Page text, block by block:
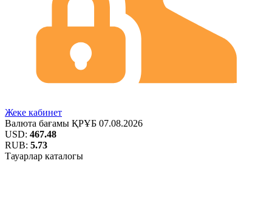
Жеке кабинет
Валюта бағамы ҚРҰБ 07.08.2026
USD: 467.48
RUB: 5.73
Тауарлар каталогы